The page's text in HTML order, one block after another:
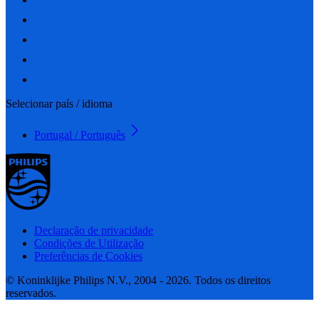
Selecionar país / idioma
Portugal / Português
Declaração de privacidade
Condições de Utilização
Preferências de Cookies
© Koninklijke Philips N.V., 2004 - 2026. Todos os direitos
reservados.